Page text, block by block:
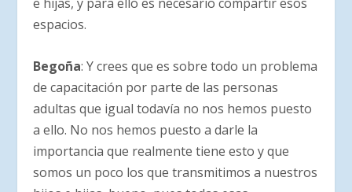
espacios.
Begoña: Y crees que es sobre todo un problema
de capacitación por parte de las personas
adultas que igual todavía no nos hemos puesto
a ello. No nos hemos puesto a darle la
importancia que realmente tiene esto y que
somos un poco los que transmitimos a nuestros